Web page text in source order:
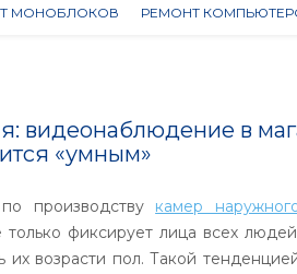
МОНОБЛОКОВ РЕМОНТ
видеонаблюдение в
«умным»
производству камер
только фиксирует лица всех
их возрасти пол. Такой